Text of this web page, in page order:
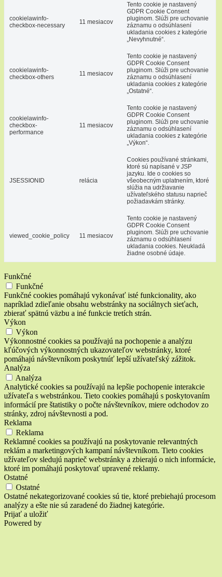
cookielawinfo-
checkbox-necessary
11 mesiacov
Tento cookie je nastavený
GDPR Cookie Consent
pluginom. Slúži pre uchovanie
záznamu o odsúhlasení
ukladania cookies z kategórie
„Nevyhnutné“.
cookielawinfo-
checkbox-others
11 mesiacov
Tento cookie je nastavený
GDPR Cookie Consent
pluginom. Slúži pre uchovanie
záznamu o odsúhlasení
ukladania cookies z kategórie
„Ostatné“.
cookielawinfo-
checkbox-
performance
11 mesiacov
Tento cookie je nastavený
GDPR Cookie Consent
pluginom. Slúži pre uchovanie
záznamu o odsúhlasení
ukladania cookies z kategórie
„Výkon“.
JSESSIONID relácia
Cookies používané stránkami,
ktoré sú napísané v JSP
jazyku. Ide o cookies so
všeobecným uplatnením, ktoré
slúžia na udržiavanie
užívateľského statusu naprieč
požiadavkám stránky.
viewed_cookie_policy 11 mesiacov
Tento cookie je nastavený
GDPR Cookie Consent
pluginom. Slúži pre uchovanie
záznamu o odsúhlasení
ukladania cookies. Neukladá
žiadne osobné údaje.
Funkčné
Funkčné
Funkčné cookies pomáhajú vykonávať isté funkcionality, ako
napríklad zdieľanie obsahu webstránky na sociálnych sieťach,
zbierať spätnú väzbu a iné funkcie tretích strán.
Výkon
Výkon
Výkonnostné cookies sa používajú na pochopenie a analýzu
kľúčových výkonnostných ukazovateľov webstránky, ktoré
pomáhajú návštevníkom poskytnúť lepší užívateľský zážitok.
Analýza
Analýza
Analytické cookies sa používajú na lepšie pochopenie interakcie
užívateľa s webstránkou. Tieto cookies pomáhajú s poskytovaním
informácií pre štatistiky o počte návštevníkov, miere odchodov zo
stránky, zdroj návštevnosti a pod.
Reklama
Reklama
Reklamné cookies sa používajú na poskytovanie relevantných
reklám a marketingových kampaní návštevníkom. Tieto cookies
užívateľov sledujú naprieč webstránky a zbierajú o nich informácie,
ktoré im pomáhajú poskytovať upravené reklamy.
Ostatné
Ostatné
Ostatné nekategorizované cookies sú tie, ktoré prebiehajú procesom
analýzy a ešte nie sú zaradené do žiadnej kategórie.
Prijať a uložiť
Powered by